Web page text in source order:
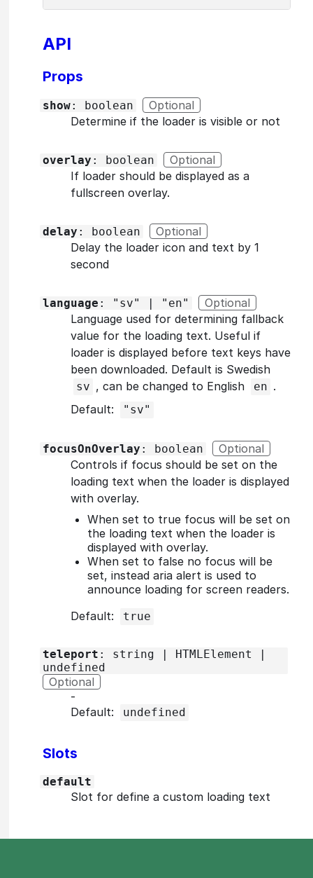
API
Props
show: boolean
Optional
Determine if the loader is visible or not
overlay : boolean
Optional
If loader should be displayed as a
fullscreen overlay.
delay : boolean
Optional
Delay the loader icon and text by 1
second
language : "sv" | "en"
Optional
Language used for determining fallback
value for the loading text. Useful if
loader is displayed before text keys have
been downloaded. Default is Swedish
sv , can be changed to English en .
Default:
"sv"
focusOnOverlay : boolean
Optional
Controls if focus should be set on the
loading text when the loader is displayed
with overlay.
When set to true focus will be set on
the loading text when the loader is
displayed with overlay.
When set to false no focus will be
set, instead aria alert is used to
announce loading for screen readers.
Default:
true
teleport : string | HTMLElement |
undefined
Optional
‐
Default:
undefined
Slots
default
Slot for define a custom loading text